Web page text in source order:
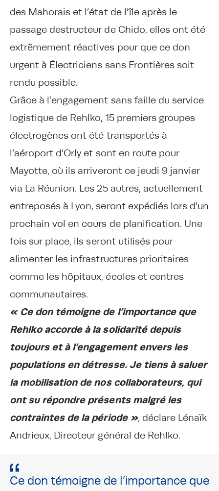
des Mahorais et l’état de l’île après le
passage destructeur de Chido, elles ont été
extrêmement réactives pour que ce don
urgent à Électriciens sans Frontières soit
rendu possible.
Grâce à l’engagement sans faille du service
logistique de Rehlko, 15 premiers groupes
électrogènes ont été transportés à
l’aéroport d’Orly et sont en route pour
Mayotte, où ils arriveront ce jeudi 9 janvier
via La Réunion. Les 25 autres, actuellement
entreposés à Lyon, seront expédiés lors d’un
prochain vol en cours de planification. Une
fois sur place, ils seront utilisés pour
alimenter les infrastructures prioritaires
comme les hôpitaux, écoles et centres
communautaires.
« Ce don témoigne de l’importance que
Rehlko accorde à la solidarité depuis
toujours et à l’engagement envers les
populations en détresse. Je tiens à saluer
la mobilisation de nos collaborateurs, qui
ont su répondre présents malgré les
contraintes de la période »,déclare Lénaïk
Andrieux, Directeur général de Rehlko.
Ce don témoigne de l’importance que